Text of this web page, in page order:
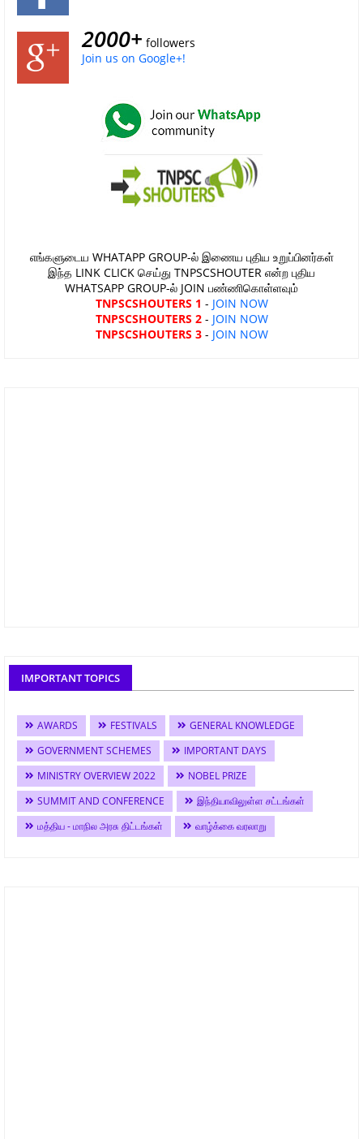
2000+ followers
Join us on Google+!
எங்களுடைய WHATAPP GROUP-ல் இணைய புதிய உறுப்பினர்கள்
இந்த LINK CLICK செய்து TNPSCSHOUTER என்ற புதிய
WHATSAPP GROUP-ல் JOIN பண்ணிகொள்ளவும்
TNPSCSHOUTERS 1 - JOIN NOW
TNPSCSHOUTERS 2- JOIN NOW
TNPSCSHOUTERS 3- JOIN NOW
IMPORTANT TOPICS
AWARDS FESTIVALS
GENERAL KNOWLEDGE
GOVERNMENT SCHEMES
IMPORTANT DAYS
MINISTRY OVERVIEW 2022
NOBEL PRIZE
SUMMIT AND CONFERENCE
இந்தியாவிலுள்ள சட்டங்கள்
மத்திய - மாநில அரசு திட்டங்கள்
வாழ்க்கை வரலாறு